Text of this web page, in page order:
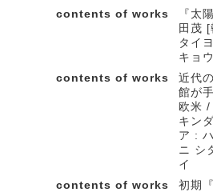
contents of works
『太
田茂 [
タイ
キョウ
contents of works
近代
館が
欧米 /
キン
ア :
ニ シ
イ
contents of works
初期